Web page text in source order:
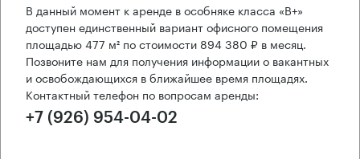
В данный момент к аренде в особняке класса «B+»
доступен единственный вариант офисного помещения
площадью 477 м² по стоимости 894 380 ₽ в месяц.
Позвоните нам для получения информации о вакантных
и освобождающихся в ближайшее время площадях.
Контактный телефон по вопросам аренды:
+7 (926) 954-04-02